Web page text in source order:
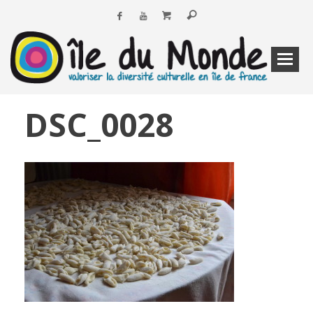
DSC_0028